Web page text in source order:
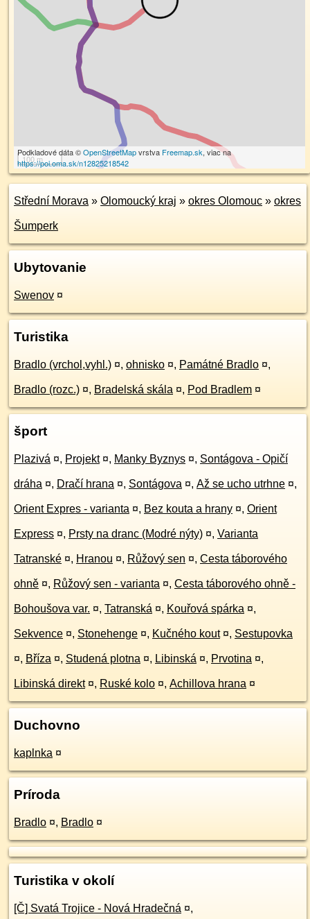
100 m
Podkladové dáta ©OpenStreetMapvrstva Freemap.sk, viac na
https://poi.oma.sk/n12825218542
Střední Morava » Olomoucký kraj » okres Olomouc » okres
Šumperk
Ubytovanie
Swenov ¤
Turistika
Bradlo (vrchol,vyhl.) ¤, ohnisko ¤, Památné Bradlo ¤,
Bradlo (rozc.) ¤, Bradelská skála ¤, Pod Bradlem ¤
šport
Plazivá ¤, Projekt ¤, Manky Byznys ¤, Sontágova - Opičí
dráha ¤, Dračí hrana ¤, Sontágova ¤, Až se ucho utrhne ¤,
Orient Expres - varianta ¤, Bez kouta a hrany ¤, Orient
Express ¤, Prsty na dranc (Modré nýty) ¤, Varianta
Tatranské ¤, Hranou ¤, Růžový sen ¤, Cesta táborového
ohně ¤, Růžový sen - varianta ¤, Cesta táborového ohně -
Bohoušova var. ¤, Tatranská ¤, Kouřová spárka ¤,
Sekvence ¤, Stonehenge ¤, Kučného kout ¤, Sestupovka
¤, Bříza ¤, Studená plotna ¤, Libinská ¤, Prvotina ¤,
Libinská direkt ¤, Ruské kolo ¤, Achillova hrana ¤
Duchovno
kaplnka ¤
Príroda
Bradlo ¤, Bradlo ¤
Turistika v okolí
[Č] Svatá Trojice - Nová Hradečná ¤,